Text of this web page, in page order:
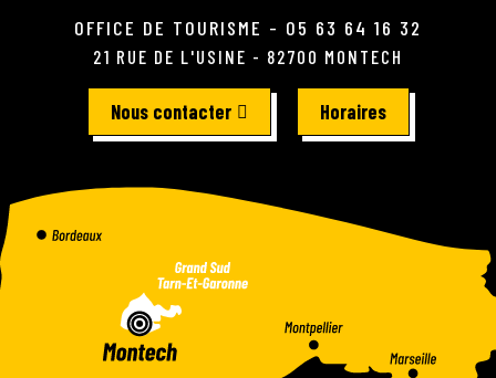
OFFICE DE TOURISME - 05 63 64 16 32
21 RUE DE L'USINE - 82700 MONTECH
Nous contacter Horaires